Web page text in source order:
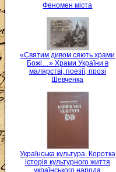
Феномен міста
«Святим дивом сяють храми
Божі…» Храми України в
малярстві, поезії, прозі
Шевченка
Українська культура. Коротка
історія культурного життя
українського народа